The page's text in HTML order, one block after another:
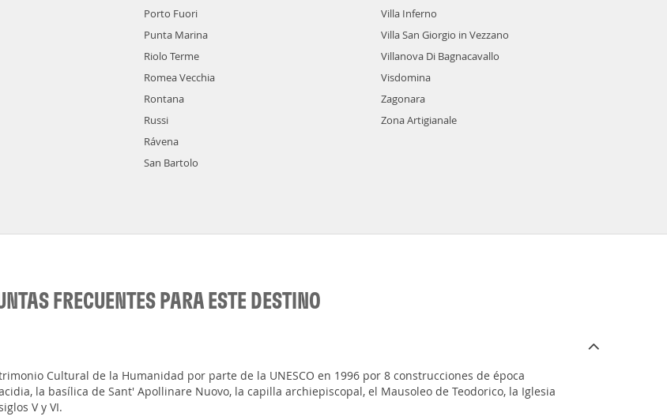
Porto Fuori
Punta Marina
Riolo Terme
Romea Vecchia
Rontana
Russi
Rávena
San Bartolo
Villa Inferno
Villa San Giorgio in Vezzano
Villanova Di Bagnacavallo
Visdomina
Zagonara
Zona Artigianale
FRECUENTES PARA ESTE DESTINO
Cultural de la Humanidad por parte de la UNESCO en 1996 por 8 construcciones de época
la basílica de Sant' Apollinare Nuovo, la capilla archiepiscopal, el Mausoleo de Teodorico, la Iglesia
V y VI.